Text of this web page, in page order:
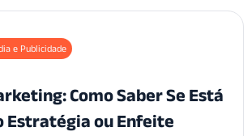
e Publicidade
Como Saber Se Está
Estratégia ou Enfeite